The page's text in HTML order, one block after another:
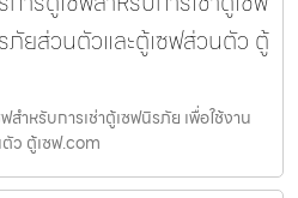
ภัยส่วนตัวและตู้เซฟส่วนตัว ตู้
ำหรับการเช่าตู้เซฟนิรภัย เพื่อใช้งาน
ว ตู้เซฟ.com